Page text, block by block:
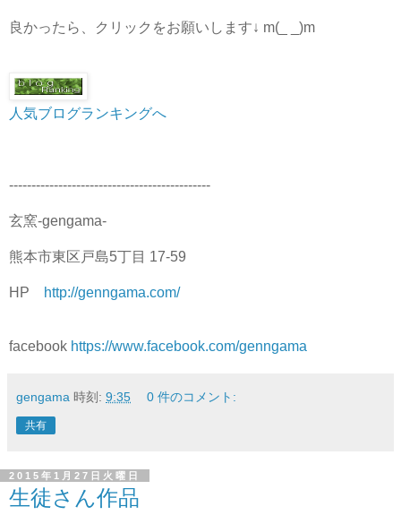
良かったら、クリックをお願いします↓ m(_ _)m
人気ブログランキングへ
---------------------------------------------
玄窯-gengama-
熊本市東区戸島5丁目 17-59
HP http://genngama.com/
facebook https://www.facebook.com/genngama
gengama 時刻: 9:35 0 件のコメント:
共有
2015年1月27日火曜日
生徒さん作品